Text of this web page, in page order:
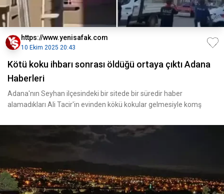
https://www.yenisafak.com
10 Ekim 2025 20:43
Kötü koku ihbarı sonrası öldüğü ortaya çıktı Adana
Haberleri
Adana'nın Seyhan ilçesindeki bir sitede bir süredir haber
alamadıkları Ali Tacir'in evinden kökü kokular gelmesiyle komş